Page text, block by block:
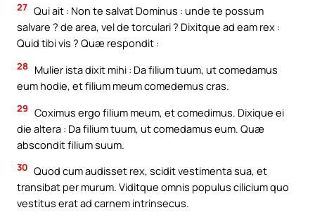
27 Qui ait : Non te salvat Dominus : unde te possum
salvare ? de area, vel de torculari ? Dixitque ad eam rex :
Quid tibi vis ? Quæ respondit :
28
Mulier ista dixit mihi : Da filium tuum, ut comedamus
eum hodie, et filium meum comedemus cras.
29 Coximus ergo filium meum, et comedimus. Dixique ei
die altera : Da filium tuum, ut comedamus eum. Quæ
abscondit filium suum.
30 Quod cum audisset rex, scidit vestimenta sua, et
transibat per murum. Viditque omnis populus cilicium quo
vestitus erat ad carnem intrinsecus.